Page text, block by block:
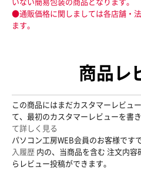
●通販価格に関しましては各店舗・
ます。
商品レ
この商品にはまだカスタマーレビュ
て、最初のカスタマーレビューを書
て詳しく見る
パソコン工房WEB会員のお客様です
入履歴 内の、当商品を含む 注文内
らレビュー投稿ができます。